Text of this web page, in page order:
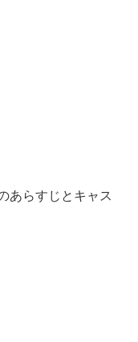
あらすじとキャス